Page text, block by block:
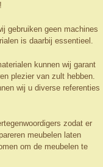
gebruiken geen machines
is daarbij essentieel.
kunnen wij garant
plezier van zult hebben.
wij u diverse referenties
zodat er
meubelen laten
om de meubelen te